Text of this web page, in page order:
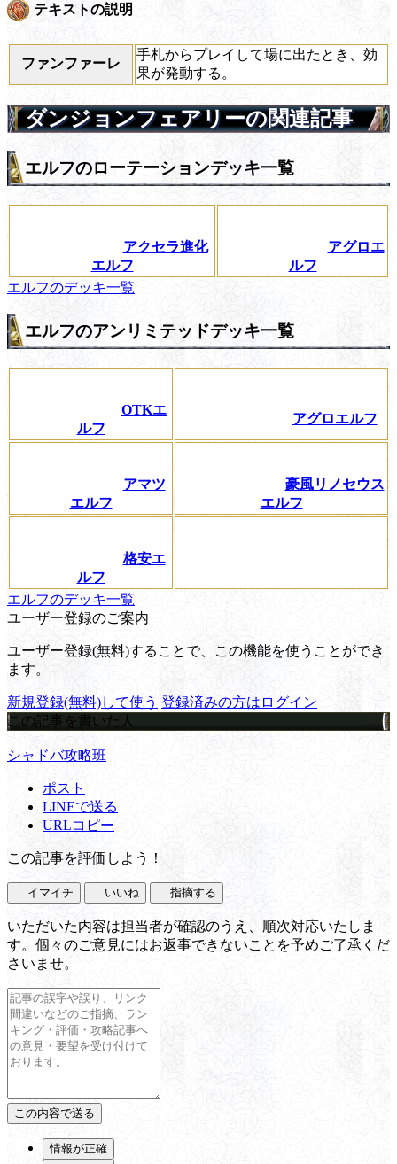
テキストの説明
ファンファーレ
手札からプレイして場に出たとき、効
果が発動する。
ダンジョンフェアリーの関連記事
エルフのローテーションデッキ一覧
アクセラ進化
エルフ
アグロエ
ルフ
エルフのデッキ一覧
エルフのアンリミテッドデッキ一覧
OTKエ
ルフ
アグロエルフ
アマツ
エルフ
豪風リノセウス
エルフ
格安エ
ルフ
エルフのデッキ一覧
ユーザー登録のご案内
ユーザー登録(無料)することで、この機能を使うことができ
ます。
新規登録(無料)して使う 登録済みの方はログイン
この記事を書いた人
シャドバ攻略班
ポスト
LINEで送る
URLコピー
この記事を評価しよう！
イマイチ いいね 指摘する
いただいた内容は担当者が確認のうえ、順次対応いたしま
す。個々のご意見にはお返事できないことを予めご了承くだ
さいませ。
情報が正確